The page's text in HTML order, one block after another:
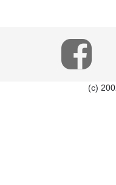
(c)